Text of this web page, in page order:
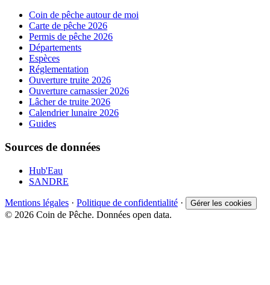
Coin de pêche autour de moi
Carte de pêche 2026
Permis de pêche 2026
Départements
Espèces
Réglementation
Ouverture truite 2026
Ouverture carnassier 2026
Lâcher de truite 2026
Calendrier lunaire 2026
Guides
Sources de données
Hub'Eau
SANDRE
Mentions légales · Politique de confidentialité · Gérer les cookies
© 2026 Coin de Pêche. Données open data.